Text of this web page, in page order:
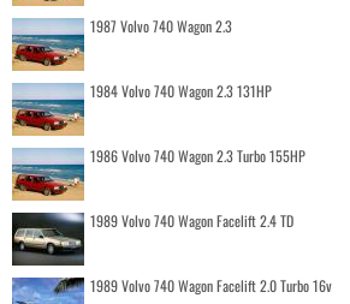
1987 Volvo 740 Wagon 2.3
1984 Volvo 740 Wagon 2.3 131HP
1986 Volvo 740 Wagon 2.3 Turbo 155HP
1989 Volvo 740 Wagon Facelift 2.4 TD
1989 Volvo 740 Wagon Facelift 2.0 Turbo 16v